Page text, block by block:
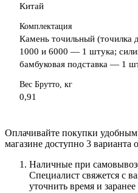
Китай
Комплектация
Камень точильный (точилка
1000 и 6000 — 1 штука;
бамбуковая подставка — 1
Вес Брутто, кг
0,91
Оплачивайте покупки
магазине доступно 3 варианта
Наличные при
Специалист свяжется с
уточнить время и